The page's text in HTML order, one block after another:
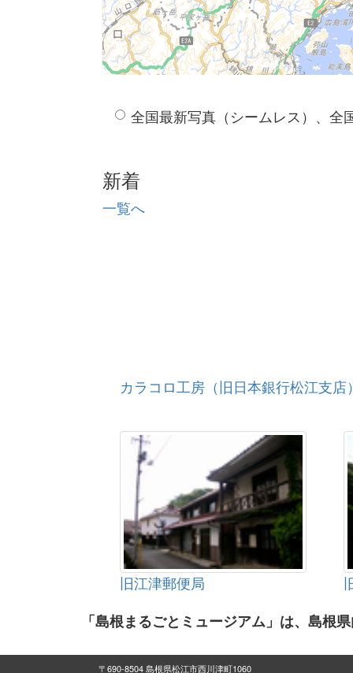
全国最新写真（シームレス）、全
新着
一覧へ
カラコロ工房（旧日本銀行松江支店
旧江津郵便局
「島根まるごとミュージアム」は、島根
〒690-8504 島根県松江市西川津町1060